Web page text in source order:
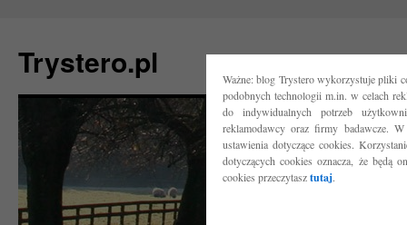
Ważne: blog Trystero wykorzystuje pliki
podobnych technologii m.in. w celach
do indywidualnych potrzeb
reklamodawcy oraz firmy badawcze.
ustawienia dotyczące cookies.
dotyczących cookies oznacza, że będą
cookies przeczytasztutaj.
Trystero.pl